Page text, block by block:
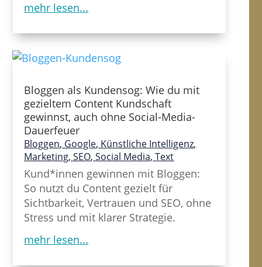
mehr lesen...
Bloggen als Kundensog: Wie du mit
gezieltem Content Kundschaft
gewinnst, auch ohne Social-Media-
Dauerfeuer
Bloggen, Google, Künstliche Intelligenz,
Marketing,SEO,Social Media,Text
Kund*innen gewinnen mit Bloggen:
So nutzt du Content gezielt für
Sichtbarkeit, Vertrauen und SEO, ohne
Stress und mit klarer Strategie.
mehr lesen...